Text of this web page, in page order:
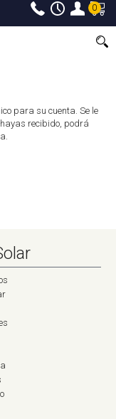
0
para su cuenta. Se le
recibido, podrá